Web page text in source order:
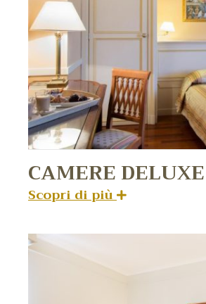
CAMERE DELUXE
Scopri di più